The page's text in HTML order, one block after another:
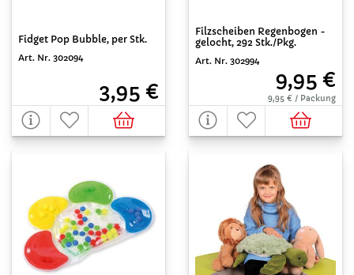
Fidget Pop Bubble, per Stk.
Art. Nr. 302094
3,95 €
Filzscheiben Regenbogen -
gelocht, 292 Stk./Pkg.
Art. Nr. 302994
9,95 €
9,95 € / Packung